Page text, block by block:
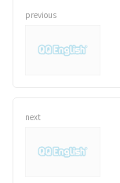
previous
next